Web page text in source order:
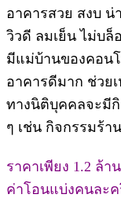
อาคารสวย สงบ น่
วิวดี ลมเย็น ไม่บล็
มีแม่บ้านของคอน
อาคารดีมาก ช่วย
ทางนิติบุคคลจะมี
ๆ เช่น กิจกรรมร้า
ราคาเพียง 1.2 ล้า
ค่าโอนแบ่งคนละค